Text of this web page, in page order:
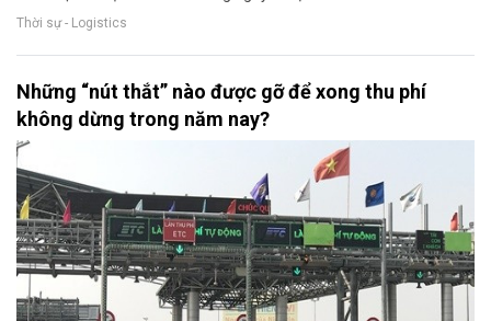
Thời sự - Logistics
Những “nút thắt” nào được gỡ để xong thu phí
không dừng trong năm nay?